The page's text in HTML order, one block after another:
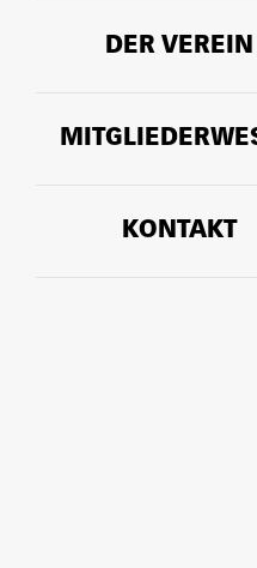
DER VEREIN
KONTAKT